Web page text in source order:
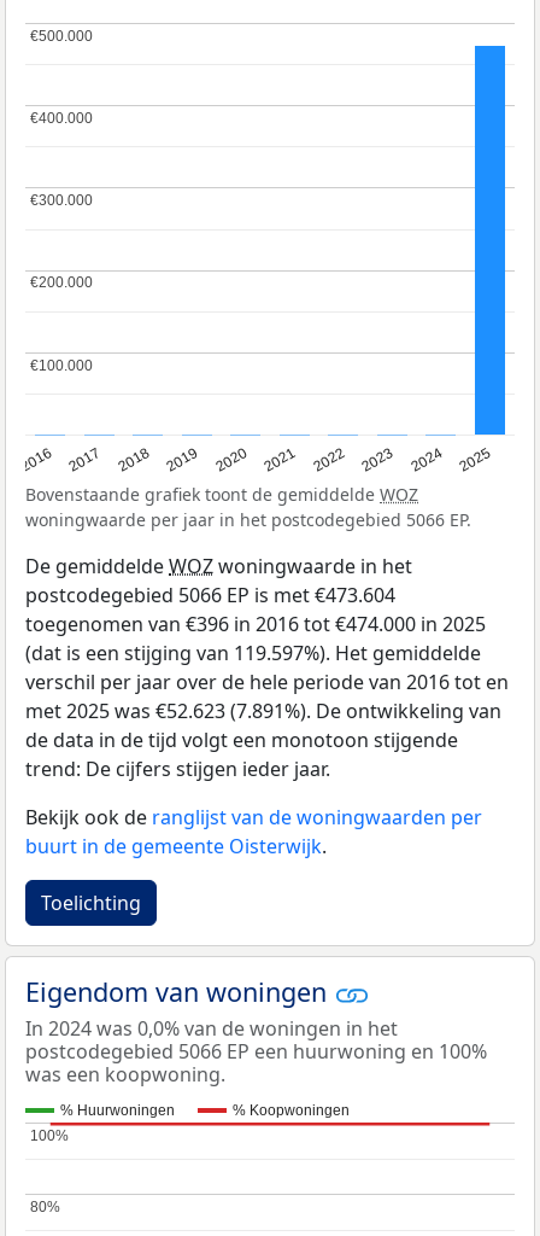
2016 2017 2018 2019 2020 2021 2022 2023 2024 2025
€100.000
€100.000
€200.000
€200.000
€300.000
€300.000
€400.000
€400.000
€500.000
€500.000
Bovenstaande grafiek toont de gemiddelde WOZ
woningwaarde per jaar in het postcodegebied 5066 EP.
De gemiddeldeWOZwoningwaarde in het
postcodegebied 5066 EP is met €473.604
toegenomen van €396 in 2016 tot €474.000 in 2025
(dat is een stijging van 119.597%). Het gemiddelde
verschil per jaar over de hele periode van 2016 tot en
met 2025 was €52.623 (7.891%). De ontwikkeling van
de data in de tijd volgt een monotoon stijgende
trend: De cijfers stijgen ieder jaar.
Bekijk ook de ranglijst van de woningwaarden per
buurt in de gemeente Oisterwijk.
Toelichting
Eigendom van woningen
In 2024 was 0,0% van de woningen in het
postcodegebied 5066 EP een huurwoning en 100%
was een koopwoning.
% Huurwoningen % Koopwoningen
80%
80%
100%
100%